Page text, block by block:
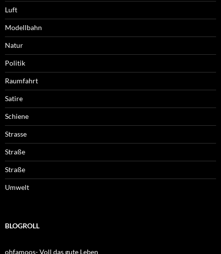
Luft
Modellbahn
Natur
Politik
Raumfahrt
Satire
Schiene
Strasse
Straße
Straße
Umwelt
BLOGROLL
ohfamoos- Voll das gute Leben